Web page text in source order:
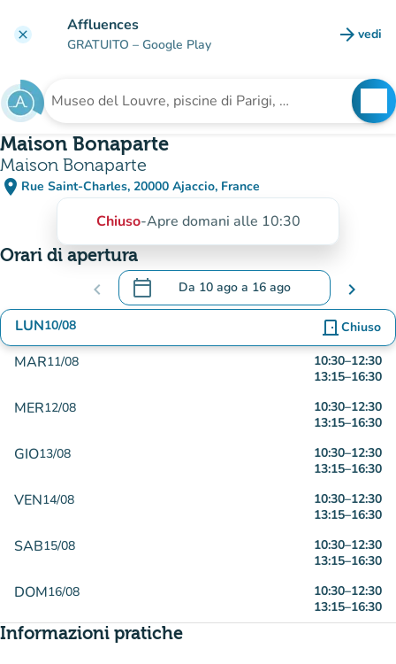
clear Affluences
GRATUITO – Google Play arrow_forward vedi
Cerca una struttura
Maison Bonaparte
Maison Bonaparte
place Rue Saint-Charles, 20000 Ajaccio, France
(apri in Google Maps)
(nuova scheda)
Chiuso-Apre domani alle 10:30
Orari di apertura
chevron_left calendar_today Da 10 ago a 16 ago
.Aprire il calendario per modificare le
chevron_right
LUN10/08 door_front Chiuso
MAR11/08 10:30–12:30
13:15–16:30
MER12/08 10:30–12:30
13:15–16:30
GIO13/08 10:30–12:30
13:15–16:30
VEN14/08 10:30–12:30
13:15–16:30
SAB15/08 10:30–12:30
13:15–16:30
DOM16/08 10:30–12:30
13:15–16:30
Informazioni pratiche